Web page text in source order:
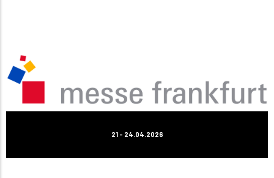
21 - 24.04.2026